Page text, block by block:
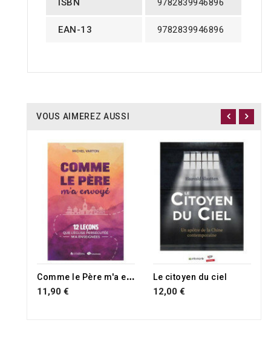
ISBN 9782839946896
EAN-13 9782839946896
VOUS AIMEREZ AUSSI
C
omme le Père m'a envoyé
11,90 €
Le citoyen du ciel
12,00 €